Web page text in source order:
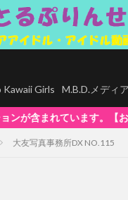
Kawaii Girls M.B.D.メディ
全商品マルチデバイス
大友写真事務所DX NO.115